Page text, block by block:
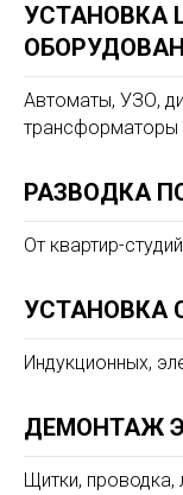
УСТАНОВКА
Автоматы, УЗО,
трансформаторы
РАЗВОДКА
От квартир-
УСТАНОВКА
Индукционных,
ДЕМОНТАЖ
Щитки,